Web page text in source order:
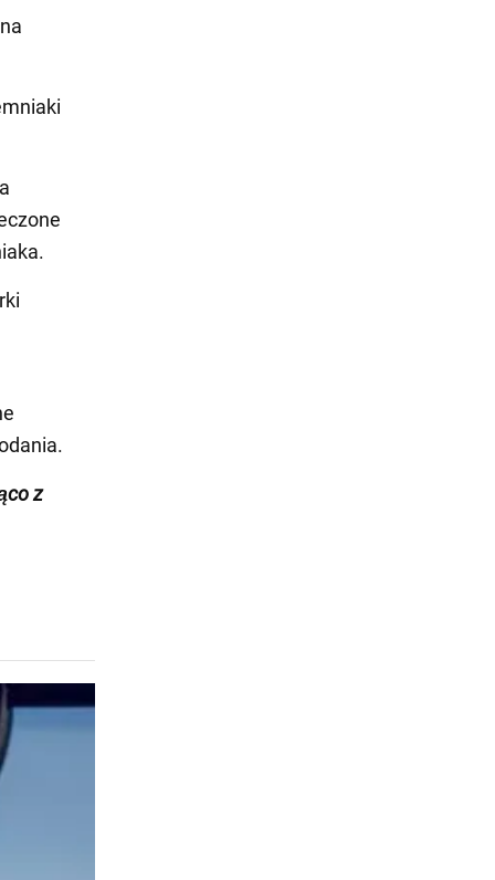
z